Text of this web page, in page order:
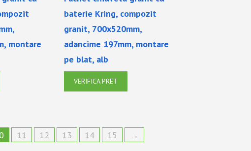
montare
baterie Kring, compozit
granit, 700x520mm,
adancime 197mm, montare
pe blat, alb
VERIFICA PRET
11 12 13 14 15 →